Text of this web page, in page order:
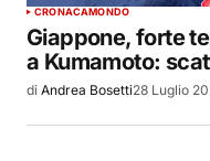
CRONACAMONDO
Giappone, forte
a Kumamoto:
di Andrea Bosetti28 Luglio